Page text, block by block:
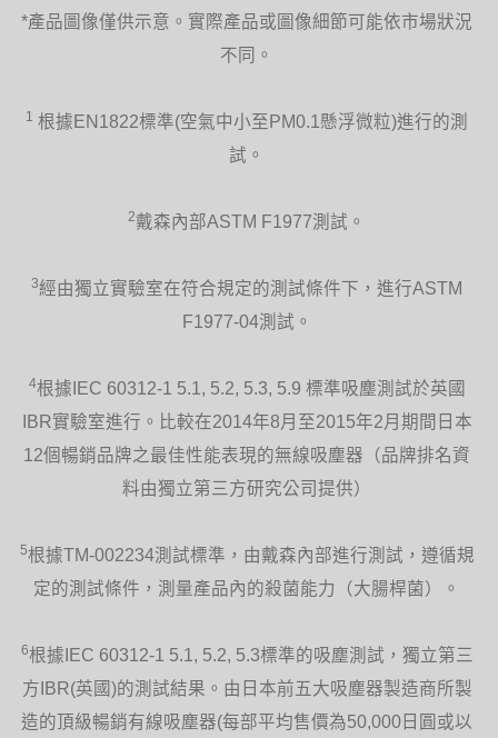
*產品圖像僅供示意。實際產品或圖像細節可能依市場狀況
不同。
1
根據EN1822標準(空氣中小至PM0.1懸浮微粒)進行的測
試。
2戴森內部ASTM F1977測試。
3經由獨立實驗室在符合規定的測試條件下，進行ASTM
F1977-04測試。
4根據IEC 60312-1 5.1, 5.2, 5.3, 5.9 標準吸塵測試於英國
IBR實驗室進行。比較在2014年8月至2015年2月期間日本
12個暢銷品牌之最佳性能表現的無線吸塵器（品牌排名資
料由獨立第三方研究公司提供）
5根據TM-002234測試標準，由戴森內部進行測試，遵循規
定的測試條件，測量產品內的殺菌能力（大腸桿菌）。
6根據IEC 60312-1 5.1, 5.2, 5.3標準的吸塵測試，獨立第三
方IBR(英國)的測試結果。由日本前五大吸塵器製造商所製
造的頂級暢銷有線吸塵器(每部平均售價為50,000日圓或以